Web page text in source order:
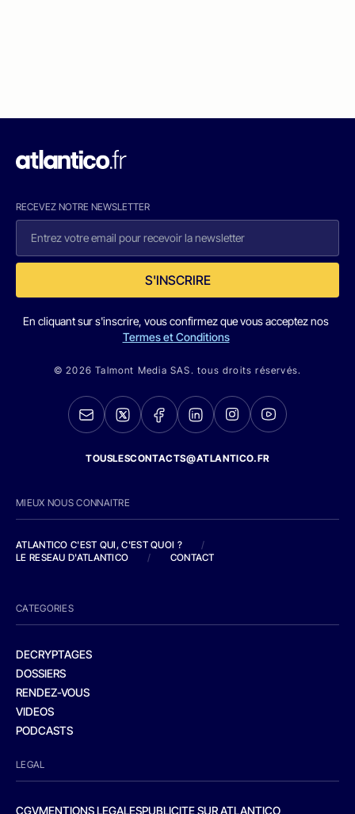
RECEVEZ NOTRE NEWSLETTER
S'INSCRIRE
En cliquant sur s'inscrire, vous confirmez que vous acceptez nos
Termes et Conditions
© 2026 Talmont Media SAS. tous droits réservés.
TOUSLESCONTACTS@ATLANTICO.FR
MIEUX NOUS CONNAITRE
ATLANTICO C'EST QUI, C'EST QUOI ?
/
LE RESEAU D'ATLANTICO
/ CONTACT
CATEGORIES
DECRYPTAGES
DOSSIERS
RENDEZ-VOUS
VIDEOS
PODCASTS
LEGAL
CGVMENTIONS LEGALESPUBLICITE SUR ATLANTICO